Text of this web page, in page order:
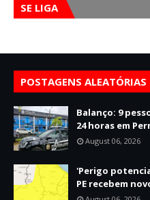
SE LIGA
POSTAGENS ALEATÓRIAS
Balanço: 9
24 horas em
August 06, 2026
'Perigo
PE recebem